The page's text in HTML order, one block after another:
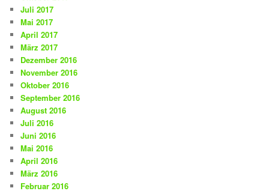
Juli 2017
Mai 2017
April 2017
März 2017
Dezember 2016
November 2016
Oktober 2016
September 2016
August 2016
Juli 2016
Juni 2016
Mai 2016
April 2016
März 2016
Februar 2016